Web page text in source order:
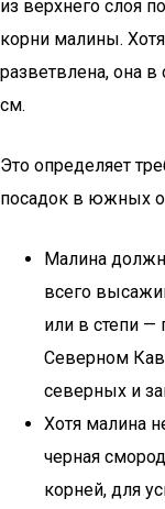
из верхнего слоя
корни малины.
разветвлена, она в
см.
Это определяет
посадок в южных
Малина
всего
или в степи —
Северном
северных и
Хотя малина
черная
корней, для